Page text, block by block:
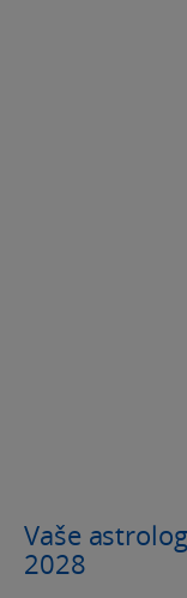
Vaše
2028